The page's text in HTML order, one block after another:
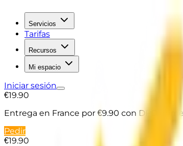
Servicios
Tarifas
Recursos
Mi espacio
Iniciar sesión
€19.90
Entrega en France por €9.90 con DPD
Pedir
€19.90